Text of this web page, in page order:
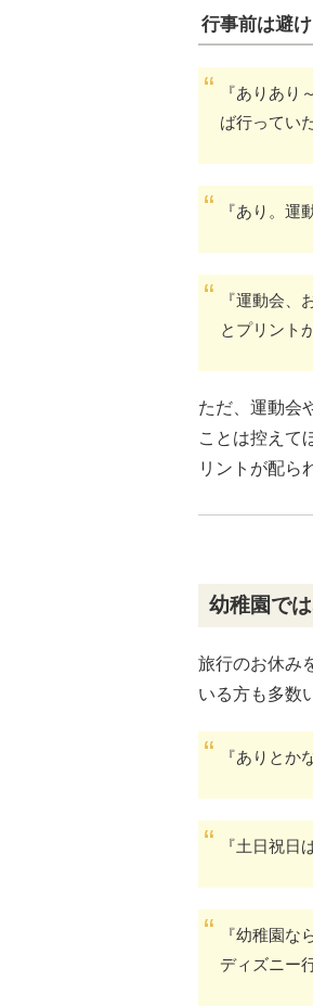
行事前は避
『ありあ
ば行ってい
『あり。運
『運動会
とプリント
ただ、運動会
ことは控えて
リントが配ら
幼稚園で
旅行のお休み
いる方も多数
『ありとか
『土日祝日
『幼稚園
ディズニー